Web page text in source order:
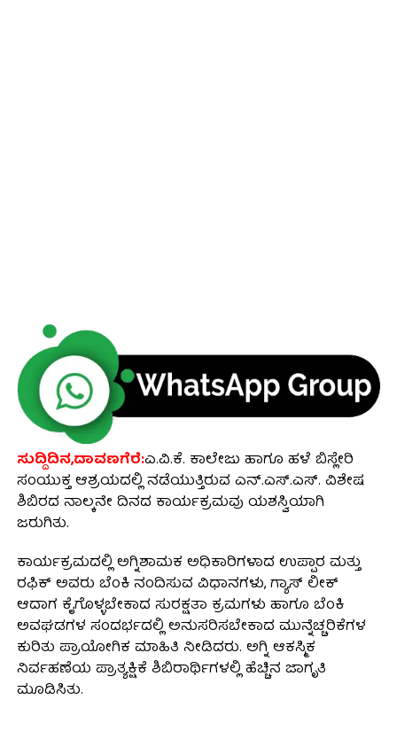
ಸುದ್ದಿದಿನ,ದಾವಣಗೆರೆ:ಎ.ವಿ.ಕೆ. ಕಾಲೇಜು ಹಾಗೂ ಹಳೆ ಬಿಸ್ಲೇರಿ
ಸಂಯುಕ್ತ ಆಶ್ರಯದಲ್ಲಿ ನಡೆಯುತ್ತಿರುವ ಎನ್.ಎಸ್.ಎಸ್. ವಿಶೇಷ
ಶಿಬಿರದ ನಾಲ್ಕನೇ ದಿನದ ಕಾರ್ಯಕ್ರಮವು ಯಶಸ್ವಿಯಾಗಿ
ಜರುಗಿತು.
ಕಾರ್ಯಕ್ರಮದಲ್ಲಿ ಅಗ್ನಿಶಾಮಕ ಅಧಿಕಾರಿಗಳಾದ ಉಪ್ಪಾರ ಮತ್ತು
ರಫಿಕ್ ಅವರು ಬೆಂಕಿ ನಂದಿಸುವ ವಿಧಾನಗಳು, ಗ್ಯಾಸ್ ಲೀಕ್
ಆದಾಗ ಕೈಗೊಳ್ಳಬೇಕಾದ ಸುರಕ್ಷತಾ ಕ್ರಮಗಳು ಹಾಗೂ ಬೆಂಕಿ
ಅವಘಡಗಳ ಸಂದರ್ಭದಲ್ಲಿ ಅನುಸರಿಸಬೇಕಾದ ಮುನ್ನೆಚ್ಚರಿಕೆಗಳ
ಕುರಿತು ಪ್ರಾಯೋಗಿಕ ಮಾಹಿತಿ ನೀಡಿದರು. ಅಗ್ನಿ ಆಕಸ್ಮಿಕ
ನಿರ್ವಹಣೆಯ ಪ್ರಾತ್ಯಕ್ಷಿಕೆ ಶಿಬಿರಾರ್ಥಿಗಳಲ್ಲಿ ಹೆಚ್ಚಿನ ಜಾಗೃತಿ
ಮೂಡಿಸಿತು.